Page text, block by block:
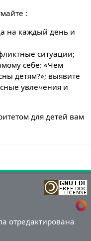
:
на каждый день и
ситуации;
себе: «Чем
детям?»; выявите
увлечения и
для детей вам
отредактирована